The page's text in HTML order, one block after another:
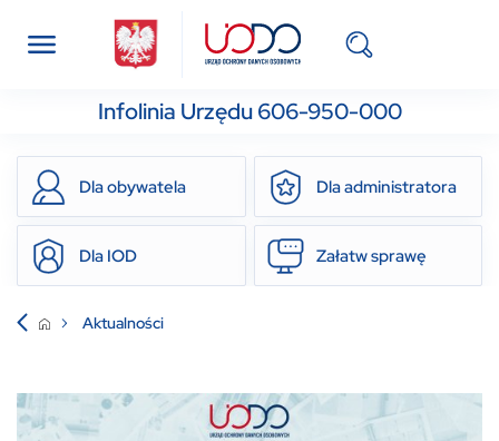
Infolinia Urzędu 606-950-000
Dla obywatela Dla administratora
Dla IOD Załatw sprawę
Aktualności